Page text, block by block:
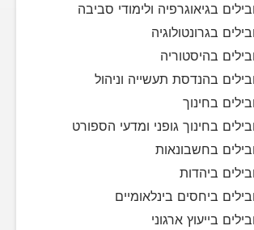
בגיאוגרפיה ולימודי סביבה
בגרונטולוגיה
בהיסטוריה
בהנדסת תעשייה וניהול
בחינוך
בחינוך גופני ומדעי הספורט
בחשבונאות
ביהדות
ביחסים בינלאומיים
בייעוץ ארגוני